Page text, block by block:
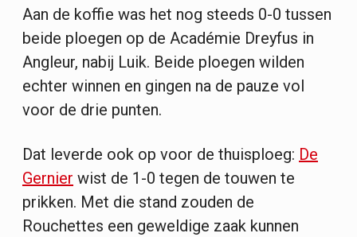
Aan de koffie was het nog steeds 0-0 tussen
beide ploegen op de Académie Dreyfus in
Angleur, nabij Luik. Beide ploegen wilden
echter winnen en gingen na de pauze vol
voor de drie punten.
Dat leverde ook op voor de thuisploeg: De
Gernier wist de 1-0 tegen de touwen te
prikken. Met die stand zouden de
Rouchettes een geweldige zaak kunnen